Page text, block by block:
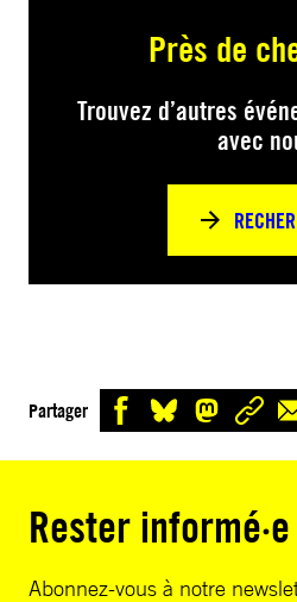
Près de
Trouvez d’autres
avec
Partager
Rester informé·e
Abonnez-vous à notre